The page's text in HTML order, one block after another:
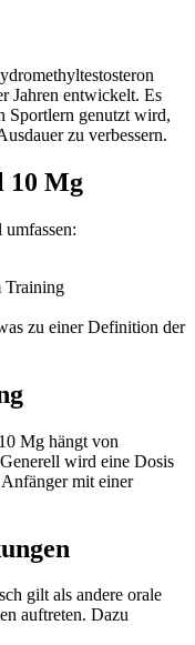
Jahren entwickelt. Es
Sportlern genutzt wird,
zu verbessern.
10 Mg
Training
zu einer Definition der
Mg hängt von
wird eine Dosis
mit einer
gilt als andere orale
auftreten. Dazu